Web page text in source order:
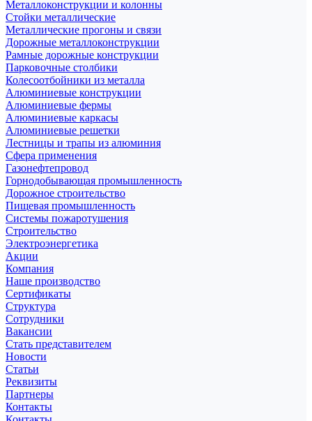
Металлоконструкции и колонны
Стойки металлические
Металлические прогоны и связи
Дорожные металлоконструкции
Рамные дорожные конструкции
Парковочные столбики
Колесоотбойники из металла
Алюминиевые конструкции
Алюминиевые фермы
Алюминиевые каркасы
Алюминиевые решетки
Лестницы и трапы из алюминия
Сфера применения
Газонефтепровод
Горнодобывающая промышленность
Дорожное строительство
Пищевая промышленность
Системы пожаротушения
Строительство
Электроэнергетика
Акции
Компания
Наше производство
Сертификаты
Структура
Сотрудники
Вакансии
Стать представителем
Новости
Статьи
Реквизиты
Партнеры
Контакты